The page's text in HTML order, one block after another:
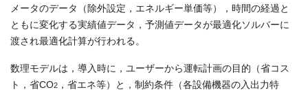
メータのデータ（除外設定，エネルギー単価等），時間の経過と
ともに変化する実績値データ，予測値データが最適化ソルバーに
渡され最適化計算が行われる。
数理モデルは，導入時に，ユーザーから運転計画の目的（省コス
ト，省CO2 ，省エネ等）と，制約条件（各設備機器の入出力特